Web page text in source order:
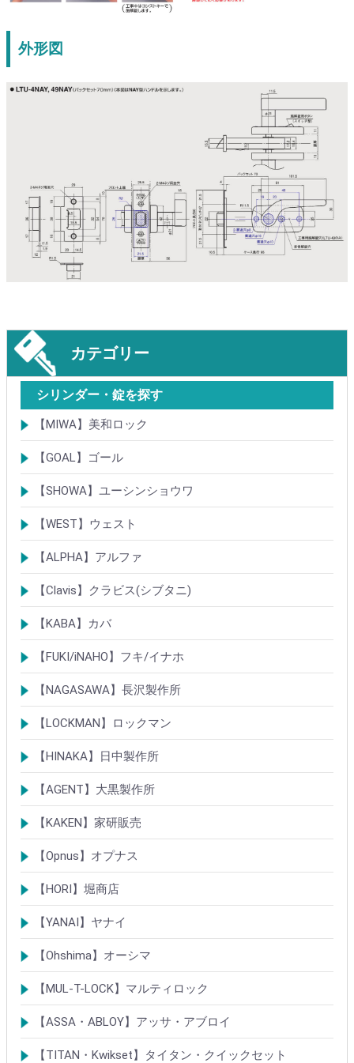
外形図
カテゴリー
シリンダー・錠を探す
【MIWA】美和ロック
シリンダー
レバーハンドル錠
ケースロック
モノロック
本締錠
引戸錠
引違戸錠
ガラス扉錠
補助錠
グレモン錠
自動施錠錠
面付錠
内部錠
プッシュプル錠
キーレス錠
インダストリアルロック・カムロック
ポスト錠
ハンドル
サムターン
フロントプレート
ストライク
樹脂カバー・非常カバー
交換・補修錠前
交換・補修部材
M品番特殊錠(Kシリーズ)
その他
【GOAL】ゴール
シリンダー
錠
錠前部品
その他
【SHOWA】ユーシンショウワ
シリンダー
錠
その他
【WEST】ウェスト
シリンダー
錠
その他
【ALPHA】アルファ
シリンダー
錠
南京錠
【Clavis】クラビス(シブタニ)
シリンダー
錠
【KABA】カバ
シリンダー
錠・ロック製品
【FUKI/iNAHO】フキ/イナホ
TIERKEYシリンダー
ロック製品
【NAGASAWA】長沢製作所
シリンダー
古代・古代ネオ装飾錠
KEYLEX/キーレックス
レバーハンドルシリーズ
【LOCKMAN】ロックマン
メガクロスSPシリンダー
デジタルロック
【HINAKA】日中製作所
SEPA/HDSシリンダー
SEPA・AGE・GIAロック製品
【AGENT】大黒製作所
LSシリンダー
錠・ロック製品
【KAKEN】家研販売
ベルウェーブキー
ロック製品
【Opnus】オプナス
シリンダー
ロック製品
【HORI】堀商店
シリンダー
錠・ロック製品
【YANAI】ヤナイ
Rシリーズシリンダー
ロック製品
【Ohshima】オーシマ
シリンダー
錠・ロック製品
【MUL-T-LOCK】マルティロック
シリンダー
南京錠
【ASSA・ABLOY】アッサ・アブロイ
シリンダー
ロック製品
【TITAN・Kwikset】タイタン・クイックセット